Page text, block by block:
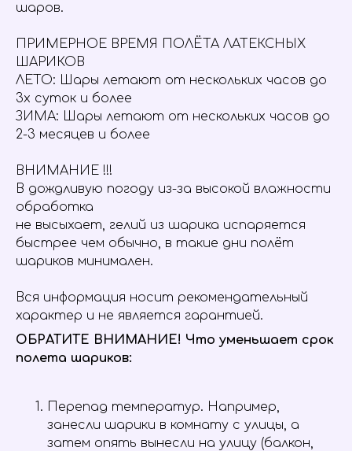
шаров.
ПРИМЕРНОЕ ВРЕМЯ ПОЛЁТА ЛАТЕКСНЫХ
ШАРИКОВ
ЛЕТО: Шары летают от нескольких часов до
3х суток и более
ЗИМА: Шары летают от нескольких часов до
2-3 месяцев и более
ВНИМАНИЕ !!!
В дождливую погоду из-за высокой влажности
обработка
не высыхает, гелий из шарика испаряется
быстрее чем обычно, в такие дни полёт
шариков минимален.
Вся информация носит рекомендательный
характер и не является гарантией.
ОБРАТИТЕ ВНИМАНИЕ! Что уменьшает срок
полета шариков:
Перепад температур. Например,
занесли шарики в комнату с улицы, а
затем опять вынесли на улицу (балкон,